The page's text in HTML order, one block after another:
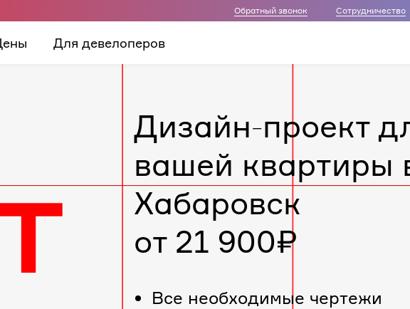
Обратный звонок Сотрудничество
Для девелоперов
Дизайн-проект
вашей квартиры
Хабаровск
от 21 900₽
Все необходимые чертежи